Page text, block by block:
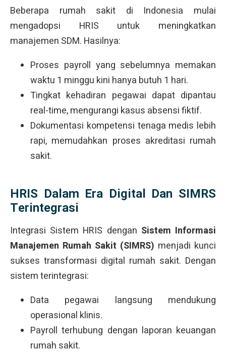
Beberapa rumah sakit di Indonesia mulai
mengadopsi HRIS untuk meningkatkan
manajemen SDM. Hasilnya:
Proses payroll yang sebelumnya memakan
waktu 1 minggu kini hanya butuh 1 hari.
Tingkat kehadiran pegawai dapat dipantau
real-time, mengurangi kasus absensi fiktif.
Dokumentasi kompetensi tenaga medis lebih
rapi, memudahkan proses akreditasi rumah
sakit.
HRIS Dalam Era Digital Dan SIMRS
Terintegrasi
Integrasi Sistem HRIS dengan Sistem Informasi
Manajemen Rumah Sakit (SIMRS) menjadi kunci
sukses transformasi digital rumah sakit. Dengan
sistem terintegrasi:
Data pegawai langsung mendukung
operasional klinis.
Payroll terhubung dengan laporan keuangan
rumah sakit.